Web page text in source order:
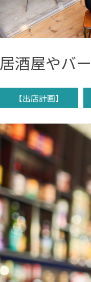
居酒屋やバ
【出店計画】